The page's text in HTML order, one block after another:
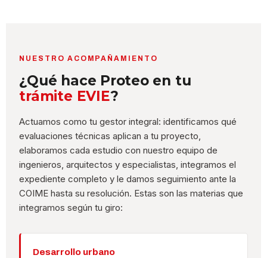
NUESTRO ACOMPAÑAMIENTO
¿Qué hace Proteo en tu
trámite EVIE?
Actuamos como tu gestor integral: identificamos qué
evaluaciones técnicas aplican a tu proyecto,
elaboramos cada estudio con nuestro equipo de
ingenieros, arquitectos y especialistas, integramos el
expediente completo y le damos seguimiento ante la
COIME hasta su resolución. Estas son las materias que
integramos según tu giro:
Desarrollo urbano